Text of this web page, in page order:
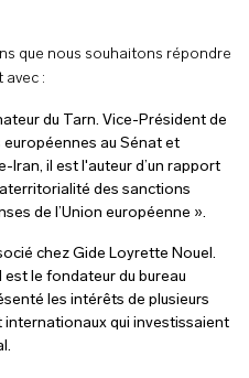
que nous souhaitons répondre
:
du Tarn. Vice-Président de
au Sénat et
Iran, il est l'auteur d’un rapport
des sanctions
de l’Union européenne ».
chez Gide Loyrette Nouel.
le fondateur du bureau
les intérêts de plusieurs
qui investissaient